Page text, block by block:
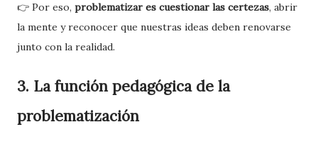
👉 Por eso, problematizar es cuestionar las certezas, abrir
la mente y reconocer que nuestras ideas deben renovarse
junto con la realidad.
3. La función pedagógica de la
problematización